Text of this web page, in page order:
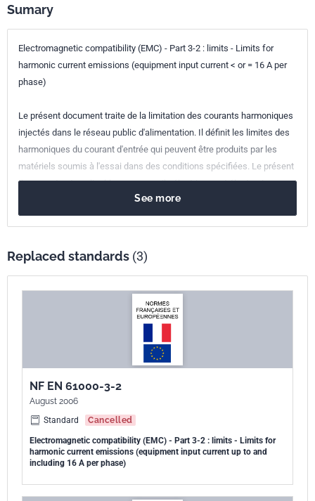
index
International
kinship
IEC 61000-3-2:2014
European kinship EN 61000-3-2:2014
Sumary
Electromagnetic compatibility (EMC) - Part 3-2 : limits - Limits for
harmonic current emissions (equipment input current < or = 16 A per
phase)
Le présent document traite de la limitation des courants harmoniques
injectés dans le réseau public d'alimentation. Il définit les limites des
harmoniques du courant d'entrée qui peuvent être produits par les
matériels soumis à l'essai dans des conditions spécifiées. Le présent
document est applicable aux appareils électriques et électroniques
ayant un courant d'entrée dont la valeur est inférieure ou égale à 16 A
par phase et qui sont destinés à être raccordés à des réseaux publics
champ d'application Directive Compatibilité Electromagnétique n°
See more
Replaced standards (3)
NF EN 61000-3-2
August 2006
Standard
Cancelled
Electromagnetic compatibility (EMC) - Part 3-2 : limits - Limits for
harmonic current emissions (equipment input current up to and
including 16 A per phase)